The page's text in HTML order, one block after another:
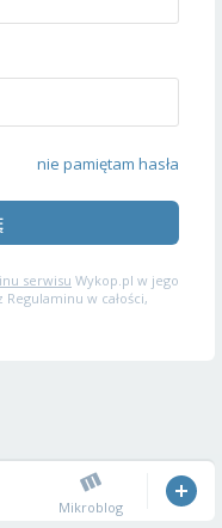
nie pamiętam hasła
serwisu Wykop.pl w jego
w całości,
Mikroblog